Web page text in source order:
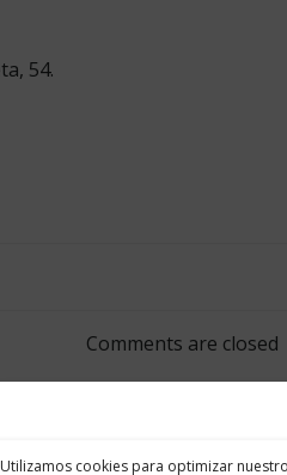
Utilizamos cookies para optimizar
54.
por
las
Comments are closed